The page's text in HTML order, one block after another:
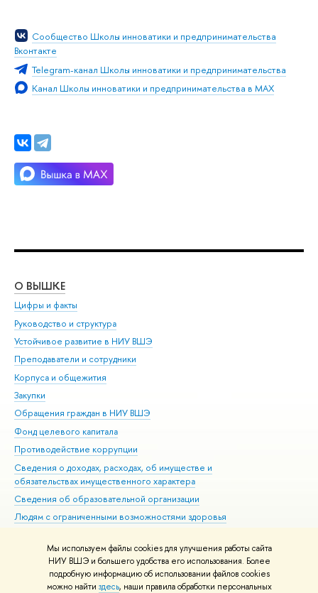
Мы используем файлы cookies для улучшения работы сайта
НИУ ВШЭ и большего удобства его использования. Более
подробную информацию об использовании файлов cookies
можно найти здесь, наши правила обработки персональных
Сообщество Школы инноватики и предпринимательства
Вконтакте
Telegram-канал Школы инноватики и предпринимательства
Канал Школы инноватики и предпринимательства в MAX
О ВЫШКЕ
Цифры и факты
Руководство и структура
Устойчивое развитие в НИУ ВШЭ
Преподаватели и сотрудники
Корпуса и общежития
Закупки
Обращения граждан в НИУ ВШЭ
Фонд целевого капитала
Противодействие коррупции
Сведения о доходах, расходах, об имуществе и
обязательствах имущественного характера
Сведения об образовательной организации
Людям с ограниченными возможностями здоровья
Работа в Вышке